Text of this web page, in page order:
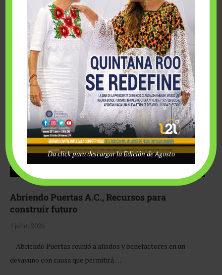
Fairmont Mayakoba y Make-A-Wish México unieron
esfuerzos para hacer realidad el deseo de una …
Abriendo Puertas A.C., Recursos para
construir futuro
1 julio, 2026
Abriendo Puertas reunió a aliados y benefactores en un
desayuno con causa que permitirá …
Da click para descargar la Edición de Agosto